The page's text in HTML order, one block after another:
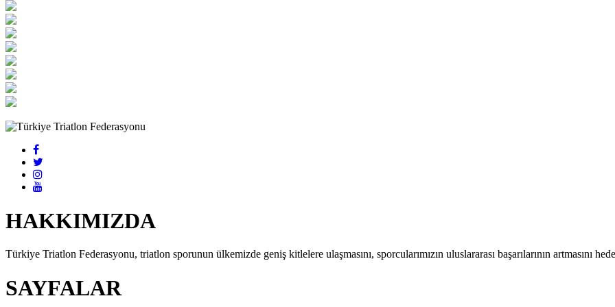
HAKKIMIZDA
Türkiye Triatlon Federasyonu, triatlon sporunun ülkemizde geniş kitlelere ulaşmasını, sporcularımızın uluslararası başarılarının artmasını
SAYFALAR